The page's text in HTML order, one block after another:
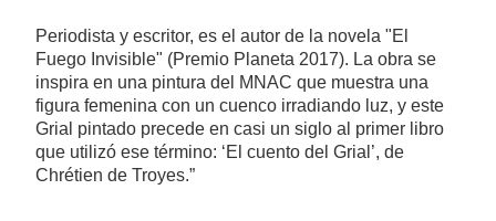
Periodista y escritor, es el autor de la novela "El
Fuego Invisible" (Premio Planeta 2017). La obra se
inspira en una pintura del MNAC que muestra una
figura femenina con un cuenco irradiando luz, y este
Grial pintado precede en casi un siglo al primer libro
que utilizó ese término: ‘El cuento del Grial’, de
Chrétien de Troyes.”